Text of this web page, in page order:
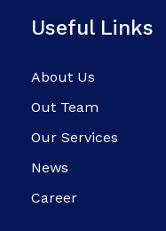
Useful Links
About Us
Out Team
Our Services
News
Career